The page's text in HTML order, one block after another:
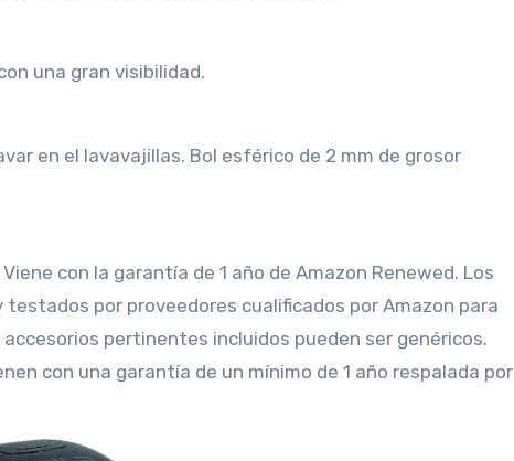
una gran visibilidad.
en el lavavajillas. Bol esférico de 2 mm de grosor
con la garantía de 1 año de Amazon Renewed. Los
por proveedores cualificados por Amazon para
pertinentes incluidos pueden ser genéricos.
con una garantía de un mínimo de 1 año respalada por